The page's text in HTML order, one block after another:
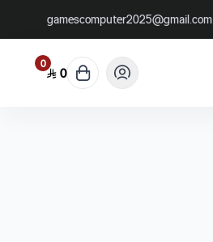
gamescomputer2025@gmail.com
0 0